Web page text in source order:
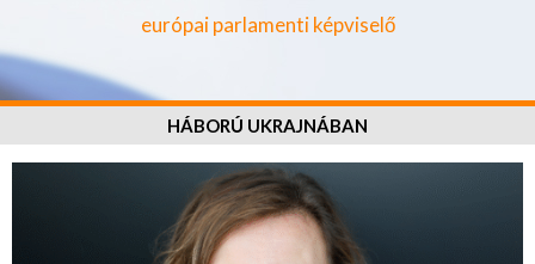
európai parlamenti képviselő
HÁBORÚ UKRAJNÁBAN